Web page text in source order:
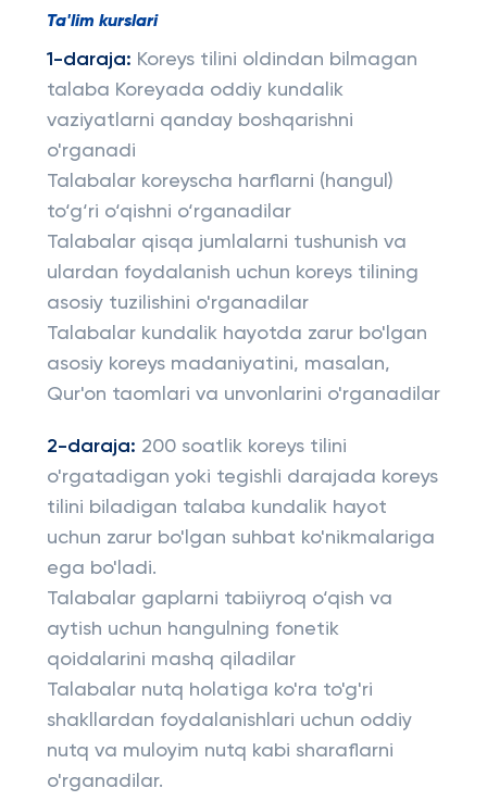
Ta'lim kurslari
1-daraja: Koreys tilini oldindan bilmagan
talaba Koreyada oddiy kundalik
vaziyatlarni qanday boshqarishni
o'rganadi
Talabalar koreyscha harflarni (hangul)
to‘g‘ri o‘qishni o‘rganadilar
Talabalar qisqa jumlalarni tushunish va
ulardan foydalanish uchun koreys tilining
asosiy tuzilishini o'rganadilar
Talabalar kundalik hayotda zarur bo'lgan
asosiy koreys madaniyatini, masalan,
Qur'on taomlari va unvonlarini o'rganadilar
2-daraja: 200 soatlik koreys tilini
o'rgatadigan yoki tegishli darajada koreys
tilini biladigan talaba kundalik hayot
uchun zarur bo'lgan suhbat ko'nikmalariga
ega bo'ladi.
Talabalar gaplarni tabiiyroq o‘qish va
aytish uchun hangulning fonetik
qoidalarini mashq qiladilar
Talabalar nutq holatiga ko'ra to'g'ri
shakllardan foydalanishlari uchun oddiy
nutq va muloyim nutq kabi sharaflarni
o'rganadilar.